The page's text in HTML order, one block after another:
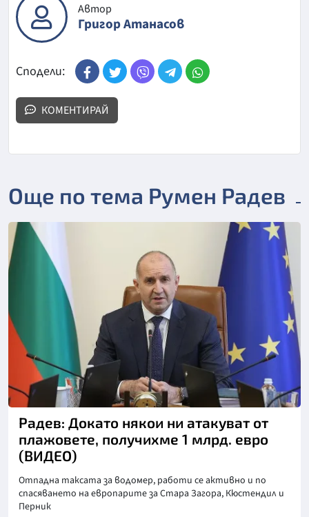
Автор
Григор Атанасов
Сподели:
КОМЕНТИРАЙ
Още по тема Румен Радев
Снимка: БТА
Радев: Докато някои ни атакуват от
плажовете, получихме 1 млрд. евро
(ВИДЕО)
Отпадна таксата за водомер, работи се активно и по
спасяването на европарите за Стара Загора, Кюстендил и
Перник